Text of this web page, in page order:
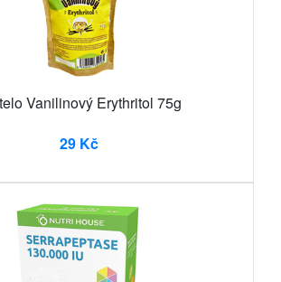
Vanilinový Erythritol 75g
29 Kč